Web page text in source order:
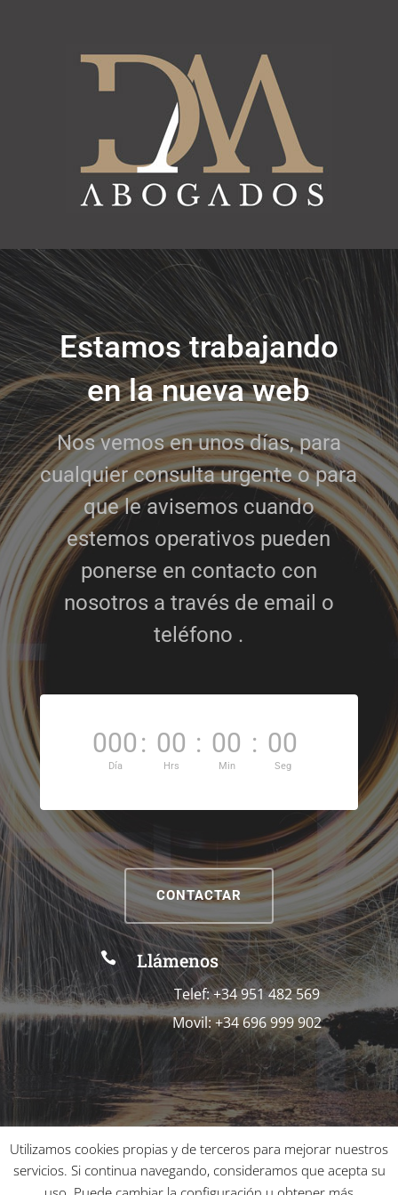
Estamos trabajando
en la nueva web
Nos vemos en unos días, para
cualquier consulta urgente o para
que le avisemos cuando
estemos operativos pueden
ponerse en contacto con
nosotros a través de email o
teléfono .
000
Día
: 00
Hrs
: 00
Min
: 00
Seg
CONTACTAR
 Llámenos
Telef: +34 951 482 569
Movil: +34 696 999 902
Utilizamos cookies propias y de terceros para mejorar nuestros
servicios. Si continua navegando, consideramos que acepta su